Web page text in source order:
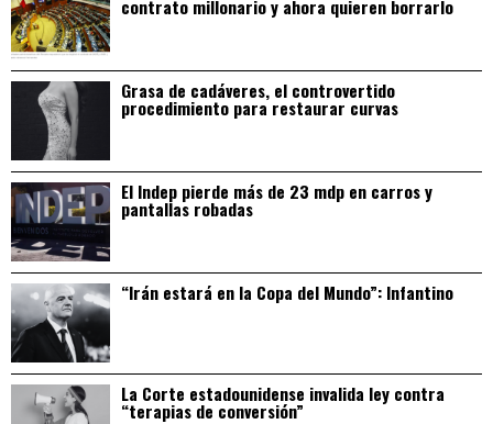
contrato millonario y ahora quieren borrarlo
Grasa de cadáveres, el controvertido
procedimiento para restaurar curvas
El Indep pierde más de 23 mdp en carros y
pantallas robadas
“Irán estará en la Copa del Mundo”: Infantino
La Corte estadounidense invalida ley contra
“terapias de conversión”